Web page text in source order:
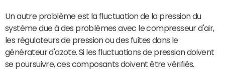
Un autre problème est la fluctuation de la pression du
système due à des problèmes avec le compresseur d'air,
les régulateurs de pression ou des fuites dans le
générateur d'azote. Si les fluctuations de pression doivent
se poursuivre, ces composants doivent être vérifiés.